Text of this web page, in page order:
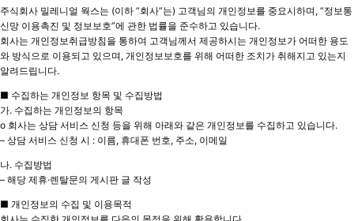
주식회사 밀레니얼 웍스는 (이하 “회사”는) 고객님의 개인정보를 중요시하며, “정보통
신망 이용촉진 및 정보보호”에 관한 법률을 준수하고 있습니다.
회사는 개인정보취급방침을 통하여 고객님께서 제공하시는 개인정보가 어떠한 용도
와 방식으로 이용되고 있으며, 개인정보보호를 위해 어떠한 조치가 취해지고 있는지
알려드립니다.
■ 수집하는 개인정보 항목 및 수집방법
가. 수집하는 개인정보의 항목
o 회사는 상담 서비스 신청 등을 위해 아래와 같은 개인정보를 수집하고 있습니다.
– 상담 서비스 신청 시 : 이름, 휴대폰 번호, 주소, 이메일
나. 수집방법
– 해당 제휴·렌탈문의 게시판 글 작성
■ 개인정보의 수집 및 이용목적